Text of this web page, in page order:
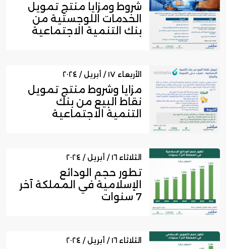
شروط ومزايا منتج تمويل
الخدمات اللوجستية من
بنك التنمية الاجتماعية
الأربعاء ١٧ / أبريل / ٢٠٢٤
مزايا وشروط منتج تمويل
نقاط البيع من بنك
التنمية الاجتماعية
الثلاثاء ١٦ / أبريل / ٢٠٢٤
تطور حجم الودائع
الإسلامية في المملكة آخر
7 سنوات
الثلاثاء ١٦ / أبريل / ٢٠٢٤